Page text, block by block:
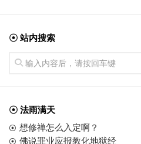
☉ 站内搜索
☉ 法雨满天
想修禅怎么入定啊？
佛说罪业应报教化地狱经